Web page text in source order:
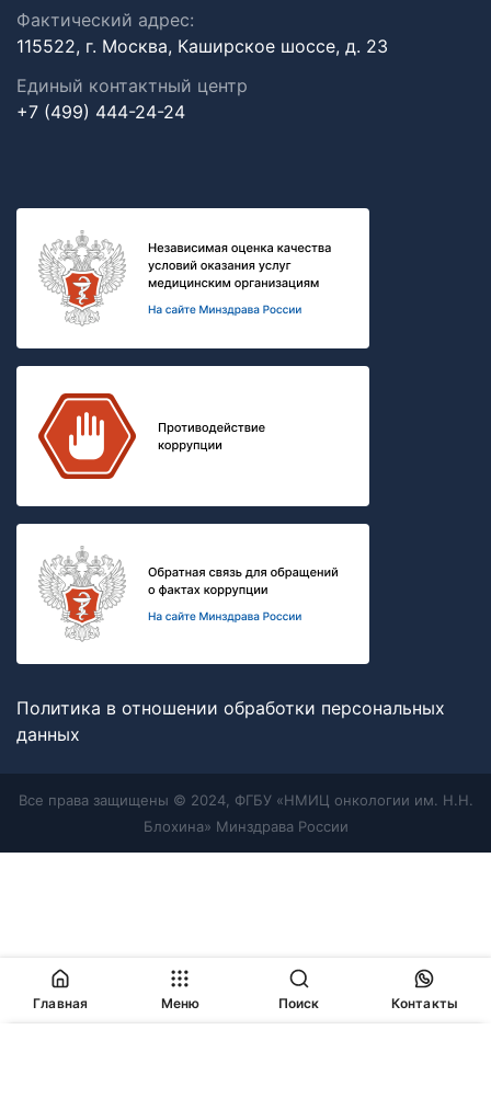
Фактический адрес:
115522, г. Москва, Каширское шоссе, д. 23
Единый контактный центр
+7 (499) 444-24-24
Политика в отношении обработки персональных
данных
Все права защищены © 2024, ФГБУ «НМИЦ онкологии им. Н.Н.
Блохина» Минздрава России
Главная Меню Поиск Контакты